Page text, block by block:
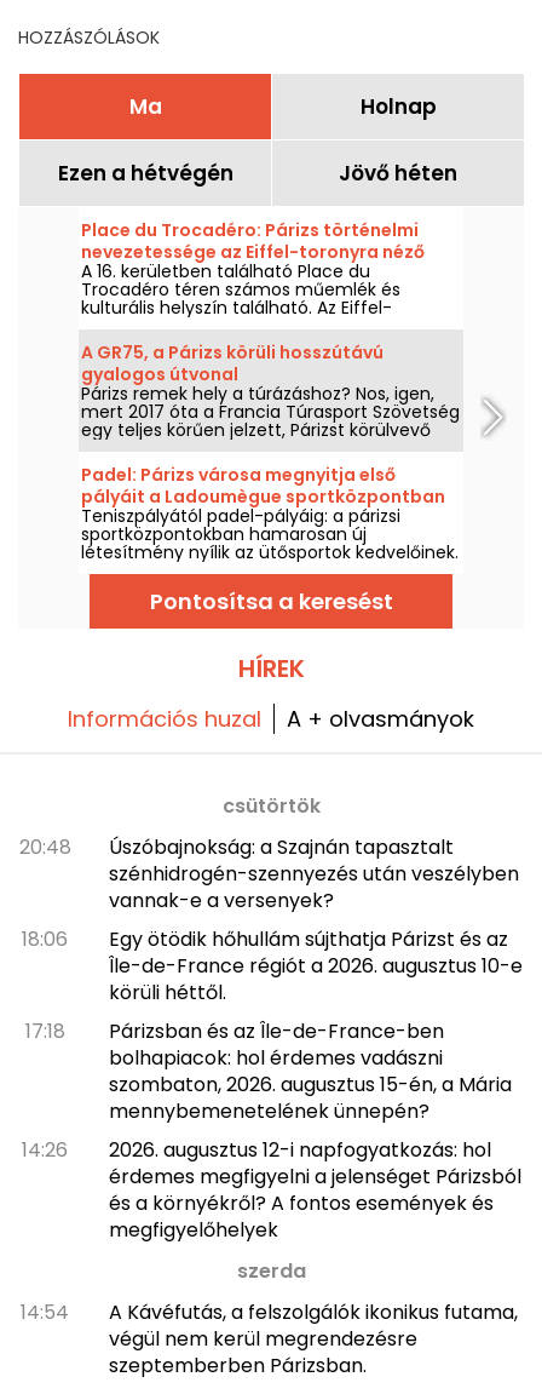
HOZZÁSZÓLÁSOK
Ma Holnap
Ezen a hétvégén Jövő héten
Place du Trocadéro: Párizs történelmi
nevezetessége az Eiffel-toronyra néző
kilátással.
A 16. kerületben található Place du
Trocadéro téren számos műemlék és
kulturális helyszín található. Az Eiffel-
toronyra nyíló verhetetlen kilátásának
köszönhetően egyaránt vonzza a turistákat
és a párizsiakat.
A GR75, a Párizs körüli hosszútávú
gyalogos útvonal
Párizs remek hely a túrázáshoz? Nos, igen,
mert 2017 óta a Francia Túrasport Szövetség
egy teljes körűen jelzett, Párizst körülvevő
útvonalat nyitott meg a gyaloglás
szerelmesei számára.
Padel: Párizs városa megnyitja első
pályáit a Ladoumègue sportközpontban
(19. kerület)
Teniszpályától padel-pályáig: a párizsi
sportközpontokban hamarosan új
létesítmény nyílik az ütősportok kedvelőinek.
Pontosítsa a keresést
HÍREK
Információs huzal A + olvasmányok
csütörtök
20:48
Úszóbajnokság: a Szajnán tapasztalt
szénhidrogén-szennyezés után veszélyben
vannak-e a versenyek?
18:06
Egy ötödik hőhullám sújthatja Párizst és az
Île-de-France régiót a 2026. augusztus 10-e
körüli héttől.
17:18
Párizsban és az Île-de-France-ben
bolhapiacok: hol érdemes vadászni
szombaton, 2026. augusztus 15-én, a Mária
mennybemenetelének ünnepén?
14:26
2026. augusztus 12-i napfogyatkozás: hol
érdemes megfigyelni a jelenséget Párizsból
és a környékről? A fontos események és
megfigyelőhelyek
szerda
14:54
A Kávéfutás, a felszolgálók ikonikus futama,
végül nem kerül megrendezésre
szeptemberben Párizsban.